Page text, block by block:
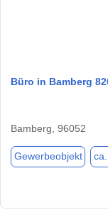
Büro in Bamberg
Bamberg, 96052
Gewerbeobjekt